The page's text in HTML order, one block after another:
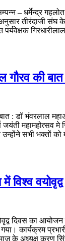
– धर्मेन्द्र
अनुसार तीरंदाजी
पर्यवेक्षक
की
: डॉ भंवरलाल
महामहोत्सव
सभी भक्तों
विश्व
दिवस का
कार्यक्रम
के अध्यक्ष करण